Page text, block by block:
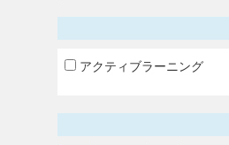
アクティブラーニング